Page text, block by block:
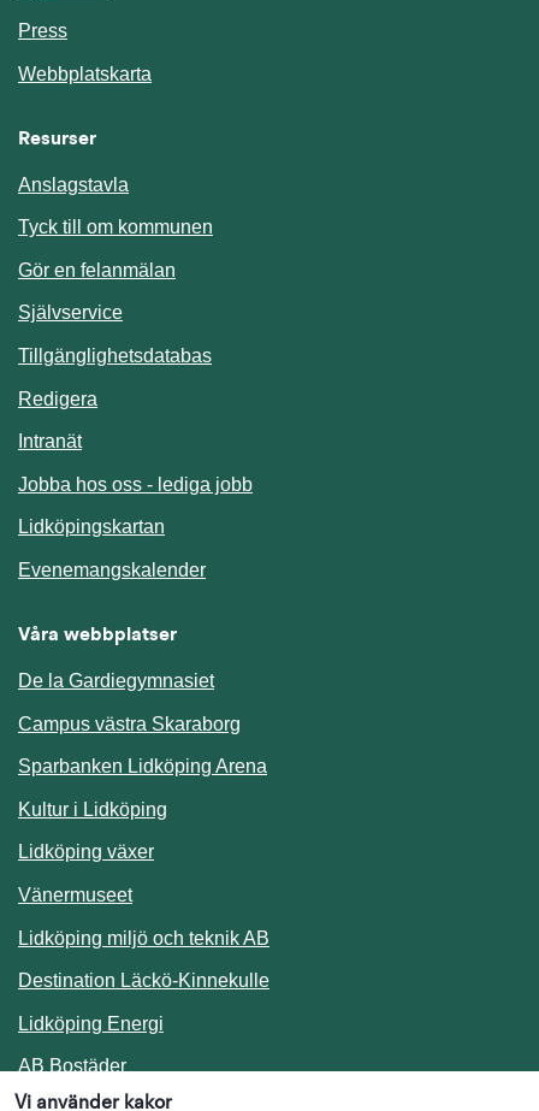
Vi använder kakor
Press
Webbplatskarta
Resurser
Anslagstavla
Tyck till om kommunen
Gör en felanmälan
SjälvserviceLänk till annan webbplats.
TillgänglighetsdatabasLänk till annan webbplats.
Redigera
IntranätLänk till annan webbplats.
Jobba hos oss - lediga jobb
Lidköpingskartan
EvenemangskalenderLänk till annan webbplats.
Våra webbplatser
De la Gardiegymnasiet
Campus västra Skaraborg
Sparbanken Lidköping Arena
Kultur i Lidköping
Lidköping växer
Vänermuseet
Lidköping miljö och teknik AB
Destination Läckö-KinnekulleLänk till annan webbplats.
Lidköping Energi
AB BostäderLänk till annan webbplats.